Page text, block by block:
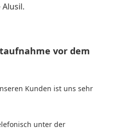
vor dem
Kunden ist uns sehr
unter der